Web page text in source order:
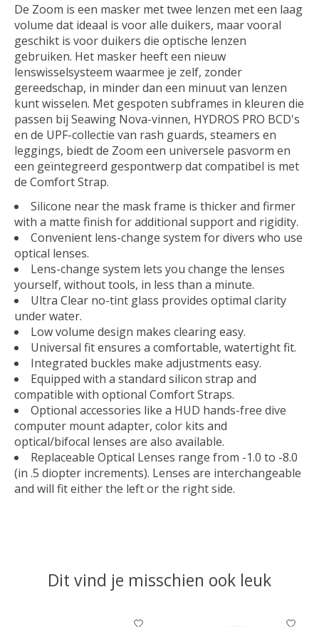
De Zoom is een masker met twee lenzen met een laag
volume dat ideaal is voor alle duikers, maar vooral
geschikt is voor duikers die optische lenzen
gebruiken. Het masker heeft een nieuw
lenswisselsysteem waarmee je zelf, zonder
gereedschap, in minder dan een minuut van lenzen
kunt wisselen. Met gespoten subframes in kleuren die
passen bij Seawing Nova-vinnen, HYDROS PRO BCD's
en de UPF-collectie van rash guards, steamers en
leggings, biedt de Zoom een universele pasvorm en
een geïntegreerd gespontwerp dat compatibel is met
de Comfort Strap.
Silicone near the mask frame is thicker and firmer
with a matte finish for additional support and rigidity.
Convenient lens-change system for divers who use
optical lenses.
Lens-change system lets you change the lenses
yourself, without tools, in less than a minute.
Ultra Clear no-tint glass provides optimal clarity
under water.
Low volume design makes clearing easy.
Universal fit ensures a comfortable, watertight fit.
Integrated buckles make adjustments easy.
Equipped with a standard silicon strap and
compatible with optional Comfort Straps.
Optional accessories like a HUD hands-free dive
computer mount adapter, color kits and
optical/bifocal lenses are also available.
Replaceable Optical Lenses range from -1.0 to -8.0
(in .5 diopter increments). Lenses are interchangeable
and will fit either the left or the right side.
Dit vind je misschien ook leuk
Items van productcarrousel